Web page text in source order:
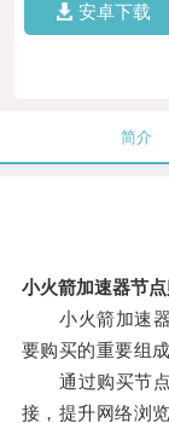
安卓下载
简介
小火箭加速器节
小火箭加速器
要购买的重要组成
通过购买节点
接，提升网络浏